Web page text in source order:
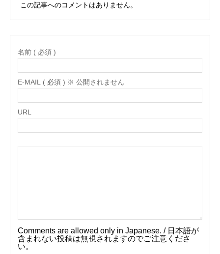
この記事へのコメントはありません。
名前 ( 必須 )
E-MAIL ( 必須 ) ※ 公開されません
URL
Comments are allowed only in Japanese. / 日本語が
含まれない投稿は無視されますのでご注意くださ
い。